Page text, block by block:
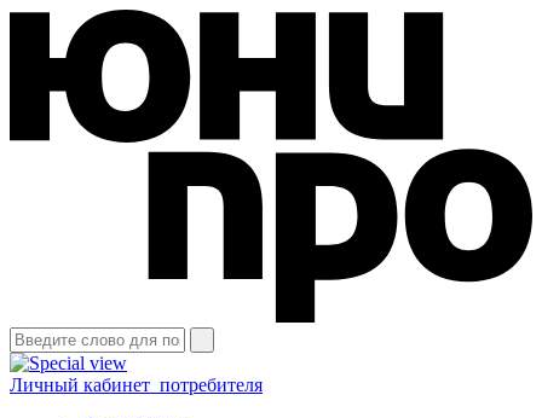
Личный кабинет потребителя